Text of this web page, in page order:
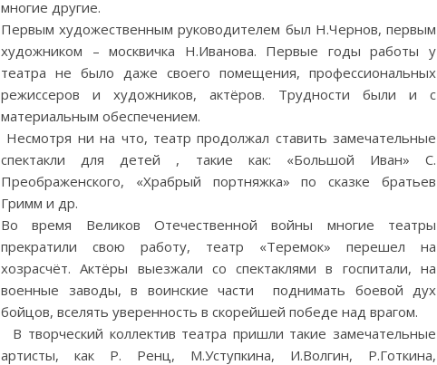
многие другие.
Первым художественным руководителем был Н.Чернов, первым
художником – москвичка Н.Иванова. Первые годы работы у
театра не было даже своего помещения, профессиональных
режиссеров и художников, актёров. Трудности были и с
материальным обеспечением.
Несмотря ни на что, театр продолжал ставить замечательные
спектакли для детей , такие как: «Большой Иван» С.
Преображенского, «Храбрый портняжка» по сказке братьев
Гримм и др.
Во время Великов Отечественной войны многие театры
прекратили свою работу, театр «Теремок» перешел на
хозрасчёт. Актёры выезжали со спектаклями в госпитали, на
военные заводы, в воинские части поднимать боевой дух
бойцов, вселять уверенность в скорейшей победе над врагом.
В творческий коллектив театра пришли такие замечательные
артисты, как Р. Ренц, М.Уступкина, И.Волгин, Р.Готкина,